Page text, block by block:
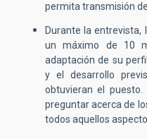
permita transmisión
Durante la entrevista,
un máximo de 10
adaptación de su
y el desarrollo
obtuvieran el puesto.
preguntar acerca de
todos aquellos